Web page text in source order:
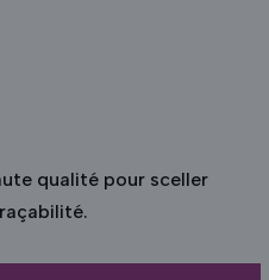
qualité pour sceller